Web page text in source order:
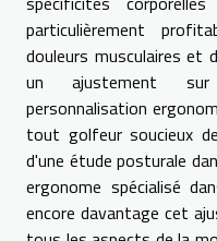
particulièrement
douleurs musculaires et
un ajustement
personnalisation
tout golfeur soucieux
d'une étude posturale
ergonome spécialisé
encore davantage cet